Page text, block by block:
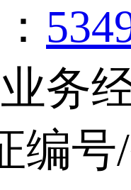
务
编号